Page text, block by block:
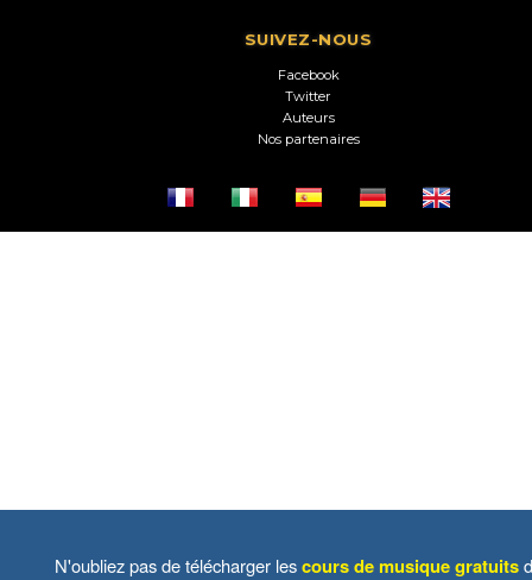
SUIVEZ-NOUS
Facebook
Twitter
Auteurs
Nos partenaires
N'oubliez pas de télécharger lescours de musique gratuits